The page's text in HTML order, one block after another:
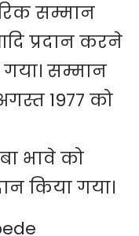
सम्मान
प्रदान करने
सम्मान
1977 को
भावे को
किया गया।